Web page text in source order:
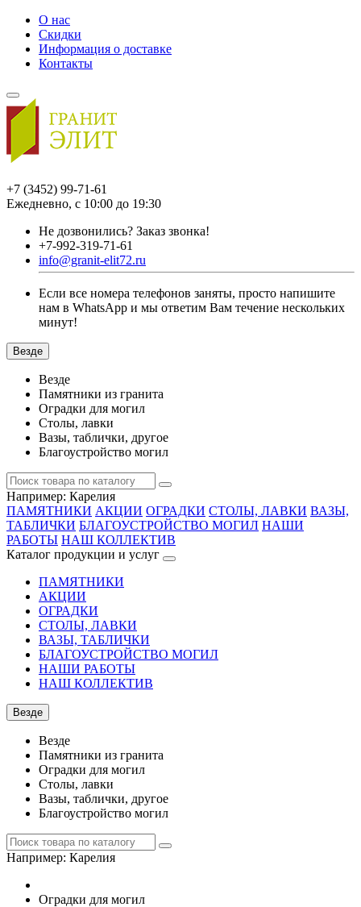
О нас
Скидки
Информация о доставке
Контакты
+7 (3452) 99-71-61
Ежедневно, с 10:00 до 19:30
Не дозвонились? Заказ звонка!
+7-992-319-71-61
info@granit-elit72.ru
Если все номера телефонов заняты, просто напишите
нам в WhatsApp и мы ответим Вам течение нескольких
минут!
Везде
Везде
Памятники из гранита
Оградки для могил
Столы, лавки
Вазы, таблички, другое
Благоустройство могил
Например: Карелия
ПАМЯТНИКИ АКЦИИ ОГРАДКИ СТОЛЫ, ЛАВКИ ВАЗЫ,
ТАБЛИЧКИ БЛАГОУСТРОЙСТВО МОГИЛ НАШИ
РАБОТЫ НАШ КОЛЛЕКТИВ
Каталог продукции и услуг
ПАМЯТНИКИ
АКЦИИ
ОГРАДКИ
СТОЛЫ, ЛАВКИ
ВАЗЫ, ТАБЛИЧКИ
БЛАГОУСТРОЙСТВО МОГИЛ
НАШИ РАБОТЫ
НАШ КОЛЛЕКТИВ
Везде
Везде
Памятники из гранита
Оградки для могил
Столы, лавки
Вазы, таблички, другое
Благоустройство могил
Например: Карелия
Оградки для могил